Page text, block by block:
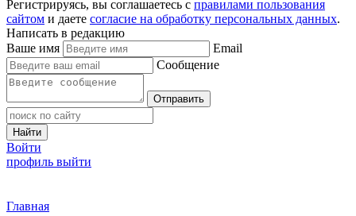
Регистрируясь, вы соглашаетесь с правилами пользования
сайтом и даете согласие на обработку персональных данных.
Написать в редакцию
Ваше имя
Email
Сообщение
Отправить
Найти
Войти
профиль выйти
Главная